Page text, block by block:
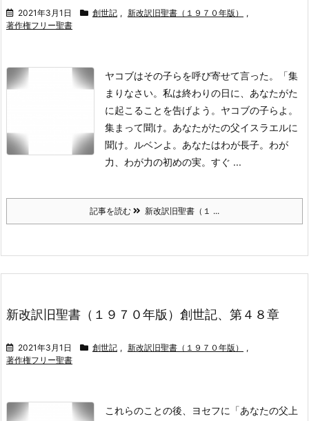
2021年3月1日 創世記 , 新改訳旧聖書（１９７０年版）
,
著作権フリー聖書
ヤコブはその子らを呼び寄せて言った。「集
まりなさい。私は終わりの日に、あなたがた
に起こることを告げよう。 ヤコブの子らよ。
集まって聞け。あなたがたの父イスラエルに
聞け。
ルベンよ。あなたはわが長子。わが
力、わが力の初めの実。すぐ ...
記事を読む 新改訳旧聖書（１ ...
新改訳旧聖書（１９７０年版）創世記、第４８章
2021年3月1日 創世記 , 新改訳旧聖書（１９７０年版）
,
著作権フリー聖書
これらのことの後、ヨセフに「あなたの父上